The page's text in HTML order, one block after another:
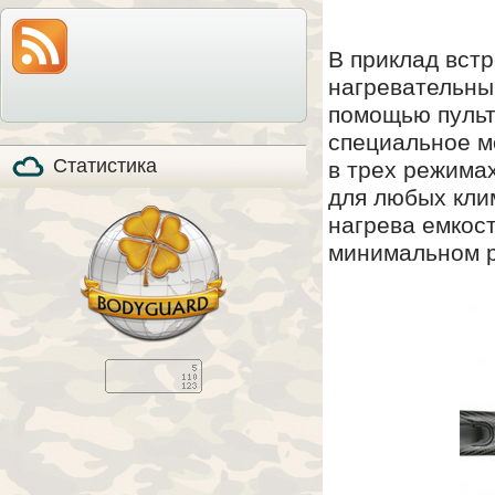
также расскажем все
особенности охоты с
мелкашкой глазами
владельца.
модель по-прежнему
на прилавках и
продолжает
пользоваться
популярностью, в том
числе, и в качестве
обеспечения в
Статистика
В приклад
помощью
специальное
в трех
для любых
нагрева
минимальном